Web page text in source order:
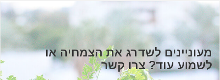
מעוניינים לשדרג את הצמחיה או
לשמוע עוד? צרו קשר